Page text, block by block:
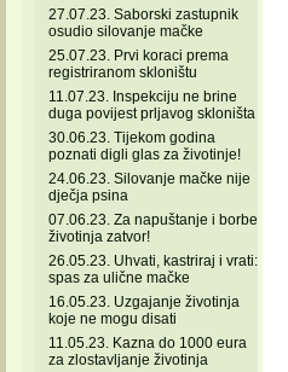
27.07.23. Saborski zastupnik
osudio silovanje mačke
25.07.23. Prvi koraci prema
registriranom skloništu
11.07.23. Inspekciju ne brine
duga povijest prljavog skloništa
30.06.23. Tijekom godina
poznati digli glas za životinje!
24.06.23. Silovanje mačke nije
dječja psina
07.06.23. Za napuštanje i borbe
životinja zatvor!
26.05.23. Uhvati, kastriraj i vrati:
spas za ulične mačke
16.05.23. Uzgajanje životinja
koje ne mogu disati
11.05.23. Kazna do 1000 eura
za zlostavljanje životinja